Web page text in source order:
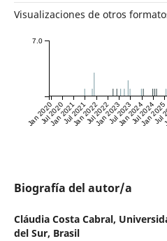
Visualizaciones de otros
Jan 2020Jul 2020
Jan 2021Jul 2021
Jan 2022Jul 2022
Jan 2023Jul 2023
Jan 2024Jul 2024
Jan 2025
Jul
7.0
Biografía del autor/a
Cláudia Costa Cabral,
del Sur, Brasil